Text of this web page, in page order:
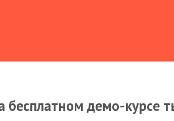
бесплатном демо-курсе